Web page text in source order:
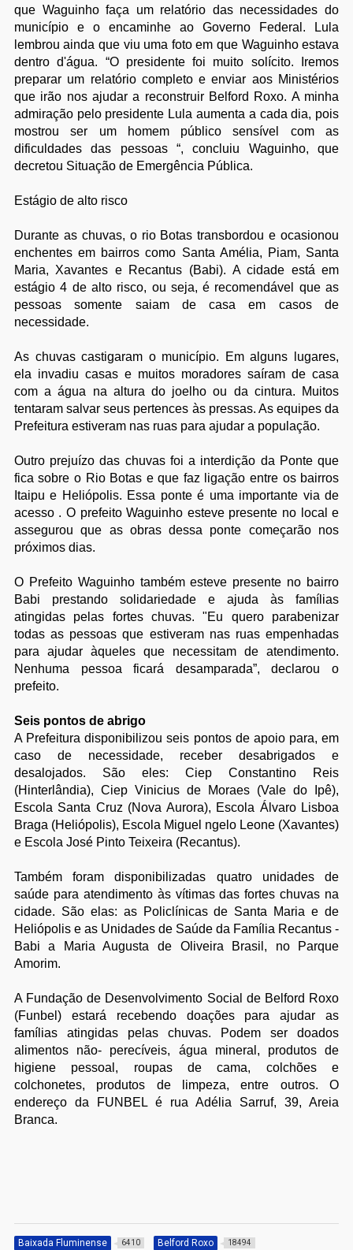
que Waguinho faça um relatório das necessidades do
município e o encaminhe ao Governo Federal. Lula
lembrou ainda que viu uma foto em que Waguinho estava
dentro d'água. “O presidente foi muito solícito. Iremos
preparar um relatório completo e enviar aos Ministérios
que irão nos ajudar a reconstruir Belford Roxo. A minha
admiração pelo presidente Lula aumenta a cada dia, pois
mostrou ser um homem público sensível com as
dificuldades das pessoas “, concluiu Waguinho, que
decretou Situação de Emergência Pública.
Estágio de alto risco
Durante as chuvas, o rio Botas transbordou e ocasionou
enchentes em bairros como Santa Amélia, Piam, Santa
Maria, Xavantes e Recantus (Babi). A cidade está em
estágio 4 de alto risco, ou seja, é recomendável que as
pessoas somente saiam de casa em casos de
necessidade.
As chuvas castigaram o município. Em alguns lugares,
ela invadiu casas e muitos moradores saíram de casa
com a água na altura do joelho ou da cintura. Muitos
tentaram salvar seus pertences às pressas. As equipes da
Prefeitura estiveram nas ruas para ajudar a população.
Outro prejuízo das chuvas foi a interdição da Ponte que
fica sobre o Rio Botas e que faz ligação entre os bairros
Itaipu e Heliópolis. Essa ponte é uma importante via de
acesso . O prefeito Waguinho esteve presente no local e
assegurou que as obras dessa ponte começarão nos
próximos dias.
O Prefeito Waguinho também esteve presente no bairro
Babi prestando solidariedade e ajuda às famílias
atingidas pelas fortes chuvas. "Eu quero parabenizar
todas as pessoas que estiveram nas ruas empenhadas
para ajudar àqueles que necessitam de atendimento.
Nenhuma pessoa ficará desamparada”, declarou o
prefeito.
Seis pontos de abrigo
A Prefeitura disponibilizou seis pontos de apoio para, em
caso de necessidade, receber desabrigados e
desalojados. São eles: Ciep Constantino Reis
(Hinterlândia), Ciep Vinicius de Moraes (Vale do Ipê),
Escola Santa Cruz (Nova Aurora), Escola Álvaro Lisboa
Braga (Heliópolis), Escola Miguel ngelo Leone (Xavantes)
e Escola José Pinto Teixeira (Recantus).
Também foram disponibilizadas quatro unidades de
saúde para atendimento às vítimas das fortes chuvas na
cidade. São elas: as Policlínicas de Santa Maria e de
Heliópolis e as Unidades de Saúde da Família Recantus -
Babi a Maria Augusta de Oliveira Brasil, no Parque
Amorim.
A Fundação de Desenvolvimento Social de Belford Roxo
(Funbel) estará recebendo doações para ajudar as
famílias atingidas pelas chuvas. Podem ser doados
alimentos não- perecíveis, água mineral, produtos de
higiene pessoal, roupas de cama, colchões e
colchonetes, produtos de limpeza, entre outros. O
endereço da FUNBEL é rua Adélia Sarruf, 39, Areia
Branca.
Baixada Fluminense 6410 Belford Roxo 18494